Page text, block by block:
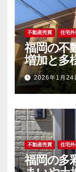
不動産売買 住宅外
福岡の不
増加と多
時代
2026年1月
不動産売買 住宅外
福岡の多